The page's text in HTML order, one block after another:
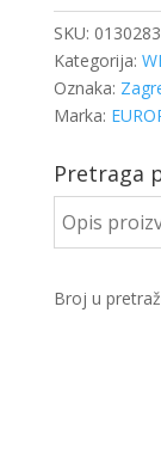
SKU:
Kategorija:
Oznaka:
Marka:
Pretraga
Broj u